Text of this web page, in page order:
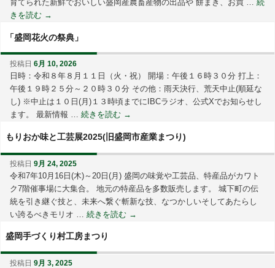
育てられた新鮮でおいしい盛岡産農畜産物の出品や 餅まき、お買 …続
きを読む →
「盛岡花火の祭典」
投稿日6月 10, 2026
日時：令和８年８月１１日（火・祝） 開場：午後１６時３０分 打上：
午後１９時２５分～２０時３０分 その他：雨天決行、荒天中止(順延な
し) ※中止は１０日(月)１３時頃までにIBCラジオ、公式Xでお知らせし
ます。 最新情報 …続きを読む →
もりおか味と工芸展2025(旧盛岡市産業まつり)
投稿日9月 24, 2025
令和7年10月16日(木)～20日(月) 盛岡の味覚や工芸品、特産品がカワト
ク7階催事場に大集合。 地元の特産品を多数販売します。 城下町の伝
統を引き継ぐ技と、未来へ繋ぐ斬新な技、なつかしいそしてあたらし
い誇るべきモリオ …続きを読む →
盛岡手づくり村工房まつり
投稿日9月 3, 2025